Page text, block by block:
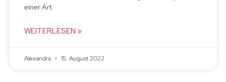
einer Art
WEITERLESEN »
Alexandra 15. August 2022